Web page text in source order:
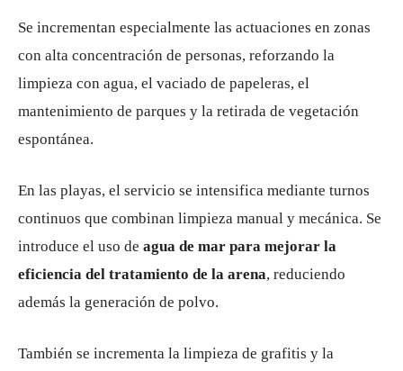
Se incrementan especialmente las actuaciones en zonas
con alta concentración de personas, reforzando la
limpieza con agua, el vaciado de papeleras, el
mantenimiento de parques y la retirada de vegetación
espontánea.
En las playas, el servicio se intensifica mediante turnos
continuos que combinan limpieza manual y mecánica. Se
introduce el uso de agua de mar para mejorar la
eficiencia del tratamiento de la arena, reduciendo
además la generación de polvo.
También se incrementa la limpieza de grafitis y la